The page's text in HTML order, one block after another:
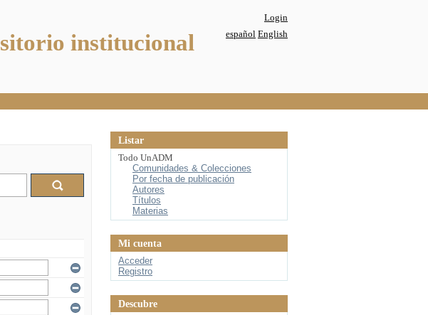
institucional
Login
español English
Listar
Todo UnADM
Comunidades & Colecciones
Por fecha de publicación
Autores
Títulos
Materias
Mi cuenta
Acceder
Registro
Descubre